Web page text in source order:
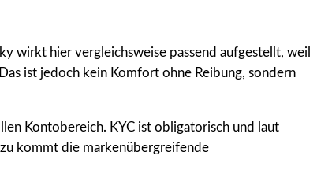
wirkt hier vergleichsweise passend aufgestellt, weil
ist jedoch kein Komfort ohne Reibung, sondern
Kontobereich. KYC ist obligatorisch und laut
kommt die markenübergreifende